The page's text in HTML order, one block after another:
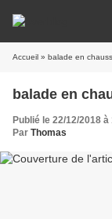
Accueil » balade en
balade en
Publié le 22/12/2018 à
Par Thomas